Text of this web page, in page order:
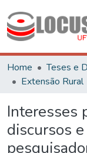
Home Teses e
Extensão Rural
Interesses
discursos